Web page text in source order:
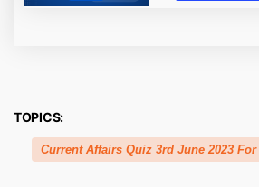
TOPICS:
Current Affairs Quiz 3rd June 2023